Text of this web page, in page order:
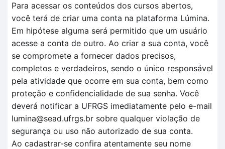
Para acessar os conteúdos dos cursos abertos,
você terá de criar uma conta na plataforma Lúmina.
Em hipótese alguma será permitido que um usuário
acesse a conta de outro. Ao criar a sua conta, você
se compromete a fornecer dados precisos,
completos e verdadeiros, sendo o único responsável
pela atividade que ocorre em sua conta, bem como
proteção e confidencialidade de sua senha. Você
deverá notificar a UFRGS imediatamente pelo e-mail
lumina@sead.ufrgs.br sobre qualquer violação de
segurança ou uso não autorizado de sua conta.
Ao cadastrar-se confira atentamente seu nome